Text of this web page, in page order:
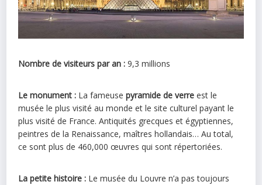
Nombre de visiteurs par an : 9,3 millions
Le monument : La fameusepyramide de verre est le
musée le plus visité au monde et le site culturel payant le
plus visité de France. Antiquités grecques et égyptiennes,
peintres de la Renaissance, maîtres hollandais… Au total,
ce sont plus de 460,000 œuvres qui sont répertoriées.
La petite histoire : Le musée du Louvre n’a pas toujours